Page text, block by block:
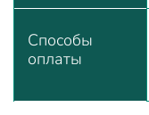
Способы
оплаты